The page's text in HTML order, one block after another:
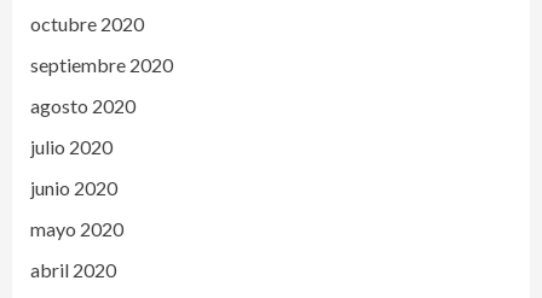
octubre 2020
septiembre 2020
agosto 2020
julio 2020
junio 2020
mayo 2020
abril 2020